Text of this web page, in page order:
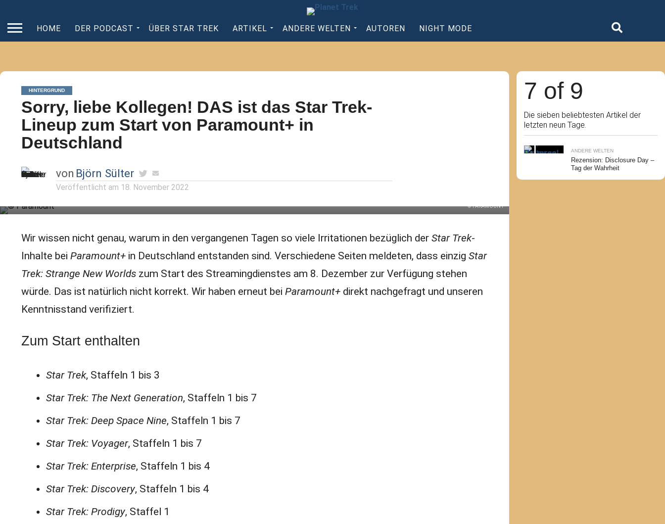
HOME DER PODCAST ÜBER STAR TREK ARTIKEL ANDERE WELTEN AUTOREN NIGHT MODE
HINTERGRUND
Sorry, liebe Kollegen! DAS ist das Star Trek-
Lineup zum Start von Paramount+ in
Deutschland
von Björn Sülter
Veröffentlicht am 18. November 2022
Auch wenn andere Seiten etwas anderes melden: Wir haben die verifizierten Infos, was
© PARAMOUNT
Wir wissen nicht genau, warum in den vergangenen Tagen so viele Irritationen bezüglich der Star Trek-
Inhalte bei Paramount+in Deutschland entstanden sind. Verschiedene Seiten meldeten, dass einzig Star
Trek: Strange New Worldszum Start des Streamingdienstes am 8. Dezember zur Verfügung stehen
würde. Das ist natürlich nicht korrekt. Wir haben erneut bei Paramount+direkt nachgefragt und unseren
Kenntnisstand verifiziert.
Zum Start enthalten
Star Trek, Staffeln 1 bis 3
Star Trek: The Next Generation, Staffeln 1 bis 7
Star Trek: Deep Space Nine, Staffeln 1 bis 7
Star Trek: Voyager, Staffeln 1 bis 7
Star Trek: Enterprise, Staffeln 1 bis 4
Star Trek: Discovery, Staffeln 1 bis 4
Star Trek: Prodigy, Staffel 1
7 of 9
Die sieben beliebtesten Artikel der
letzten neun Tage.
ANDERE WELTEN
Rezension: Disclosure Day –
Tag der Wahrheit